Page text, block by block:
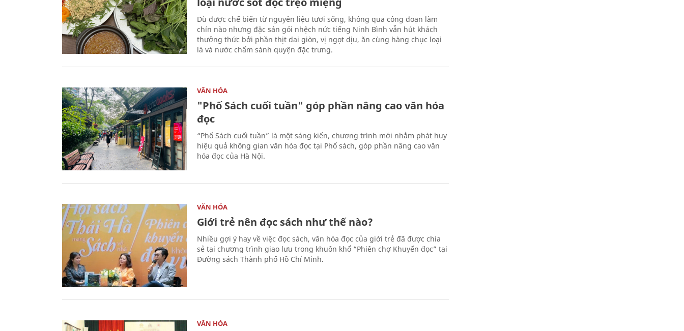
Dù được chế biến từ nguyên liệu tươi sống, không qua công đoạn làm
chín nào nhưng đặc sản gỏi nhệch nức tiếng Ninh Bình vẫn hút khách
thưởng thức bởi phần thịt dai giòn, vị ngọt dịu, ăn cùng hàng chục loại
lá và nước chấm sánh quyện đặc trưng.
VĂN HÓA
"Phố Sách cuối tuần" góp phần nâng cao văn hóa
đọc
“Phố Sách cuối tuần” là một sáng kiến, chương trình mới nhằm phát huy
hiệu quả không gian văn hóa đọc tại Phố sách, góp phần nâng cao văn
hóa đọc của Hà Nội.
VĂN HÓA
Giới trẻ nên đọc sách như thế nào?
Nhiều gợi ý hay về việc đọc sách, văn hóa đọc của giới trẻ đã được chia
sẻ tại chương trình giao lưu trong khuôn khổ “Phiên chợ Khuyến đọc” tại
Đường sách Thành phố Hồ Chí Minh.
VĂN HÓA